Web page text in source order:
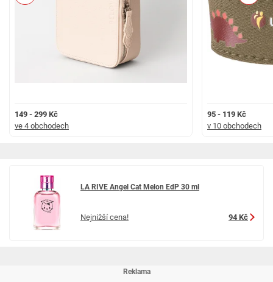
149 - 299 Kč
ve 4 obchodech
95 - 119 Kč
v 10 obchodech
LA RIVE Angel Cat Melon EdP 30 ml
Nejnižší cena! 94 Kč